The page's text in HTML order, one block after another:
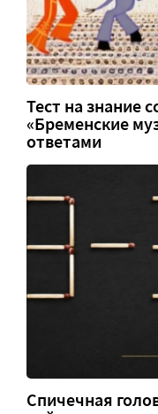
Тест на знание
«Бременские
ответами
Спичечная